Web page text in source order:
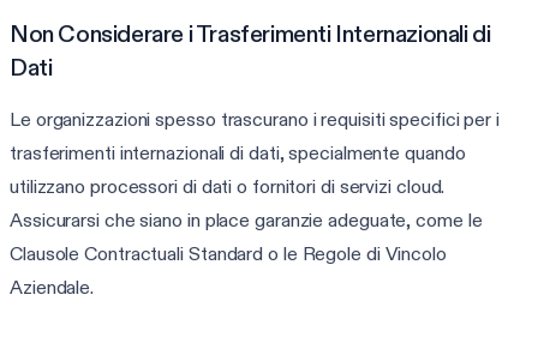
Non Considerare i Trasferimenti Internazionali di
Dati
Le organizzazioni spesso trascurano i requisiti specifici per i
trasferimenti internazionali di dati, specialmente quando
utilizzano processori di dati o fornitori di servizi cloud.
Assicurarsi che siano in place garanzie adeguate, come le
Clausole Contractuali Standard o le Regole di Vincolo
Aziendale.